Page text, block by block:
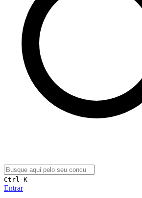
Ctrl K
Entrar